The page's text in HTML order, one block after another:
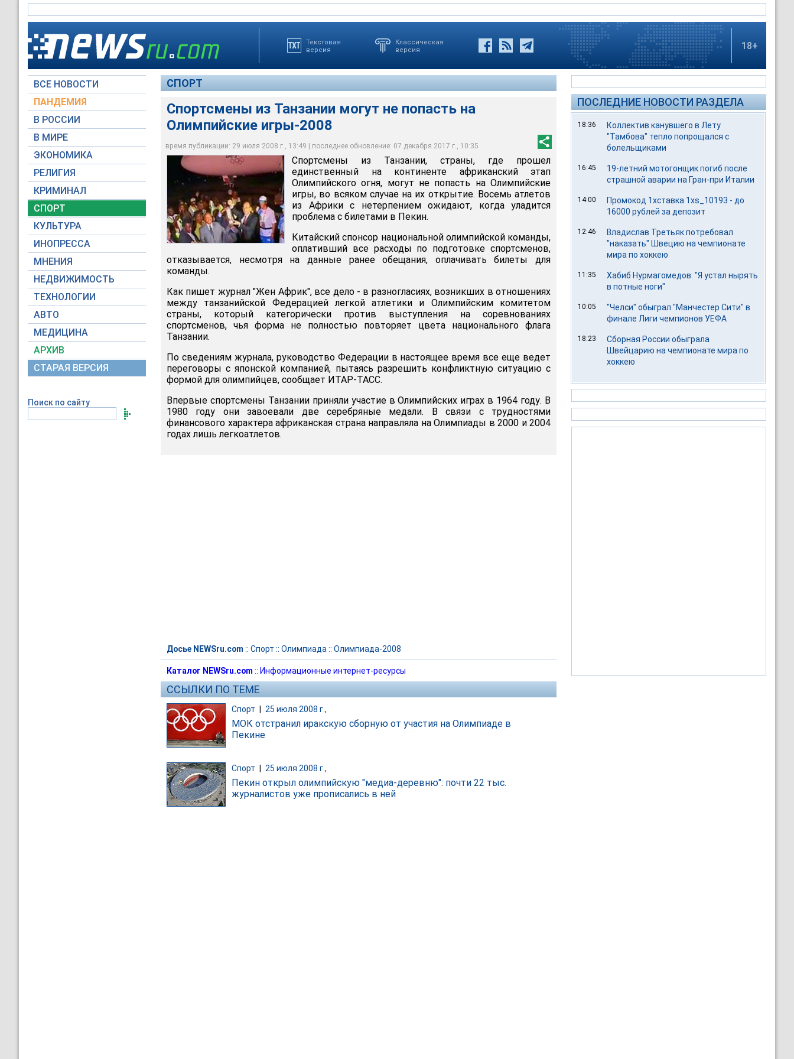
Текстовая
версия
Классическая
версия
18+
ВСЕ НОВОСТИ
ПАНДЕМИЯ
В РОССИИ
В МИРЕ
ЭКОНОМИКА
РЕЛИГИЯ
КРИМИНАЛ
СПОРТ
КУЛЬТУРА
ИНОПРЕССА
МНЕНИЯ
НЕДВИЖИМОСТЬ
ТЕХНОЛОГИИ
АВТО
МЕДИЦИНА
АРХИВ
СТАРАЯ ВЕРСИЯ
Поиск по сайту
СПОРТ
Спортсмены из Танзании могут не попасть на
Олимпийские игры-2008
время публикации: 29 июля 2008 г., 13:49 | последнее обновление: 07 декабря 2017 г., 10:35
Спортсмены из Танзании, страны, где прошел единственный на континенте
африканский этап Олимпийского огня, могут не попасть на Олимпийские игры, во
всяком случае на их открытие
RTV International
Спортсмены из Танзании, страны, где прошел
единственный на континенте африканский этап
Олимпийского огня, могут не попасть на Олимпийские
игры, во всяком случае на их открытие. Восемь атлетов
из Африки с нетерпением ожидают, когда уладится
проблема с билетами в Пекин.
Китайский спонсор национальной олимпийской команды,
оплативший все расходы по подготовке спортсменов,
отказывается, несмотря на данные ранее обещания, оплачивать билеты для
команды.
Как пишет журнал "Жен Африк", все дело - в разногласиях, возникших в отношениях
между танзанийской Федерацией легкой атлетики и Олимпийским комитетом
страны, который категорически против выступления на соревнованиях
спортсменов, чья форма не полностью повторяет цвета национального флага
Танзании.
По сведениям журнала, руководство Федерации в настоящее время все еще ведет
переговоры с японской компанией, пытаясь разрешить конфликтную ситуацию с
формой для олимпийцев, сообщает ИТАР-ТАСС.
Впервые спортсмены Танзании приняли участие в Олимпийских играх в 1964 году. В
1980 году они завоевали две серебряные медали. В связи с трудностями
финансового характера африканская страна направляла на Олимпиады в 2000 и 2004
годах лишь легкоатлетов.
Досье NEWSru.com :: Спорт :: Олимпиада :: Олимпиада-2008
Каталог NEWSru.com :: Информационные интернет-ресурсы
ССЫЛКИ ПО ТЕМЕ
Спорт 25 июля 2008 г.,
МОК отстранил иракскую сборную от участия на Олимпиаде в
Пекине
Спорт 25 июля 2008 г.,
Пекин открыл олимпийскую "медиа-деревню": почти 22 тыс.
журналистов уже прописались в ней
ПОСЛЕДНИЕ НОВОСТИ РАЗДЕЛА
18:36
Коллектив канувшего в Лету
"Тамбова" тепло попрощался с
болельщиками
16:45
19-летний мотогонщик погиб после
страшной аварии на Гран-при Италии
14:00
Промокод 1хставка 1xs_10193 - до
16000 рублей за депозит
12:46
Владислав Третьяк потребовал
"наказать" Швецию на чемпионате
мира по хоккею
11:35
Хабиб Нурмагомедов: "Я устал нырять
в потные ноги"
10:05
"Челси" обыграл "Манчестер Сити" в
финале Лиги чемпионов УЕФА
18:23
Сборная России обыграла
Швейцарию на чемпионате мира по
хоккею